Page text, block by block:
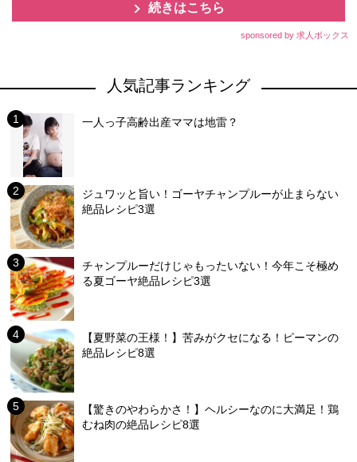
続きはこちら
sponsored by 求人ボックス
人気記事ランキング
一人っ子高齢出産ママは地雷？
ジュワッと旨い！ゴーヤチャンプルーが止まらない
絶品レシピ3選
チャンプルーだけじゃもったいない！今年こそ極め
る夏ゴーヤ絶品レシピ3選
【夏野菜の王様！】苦みがクセになる！ピーマンの
絶品レシピ8選
【驚きのやわらかさ！】ヘルシーなのに大満足！鶏
むね肉の絶品レシピ8選